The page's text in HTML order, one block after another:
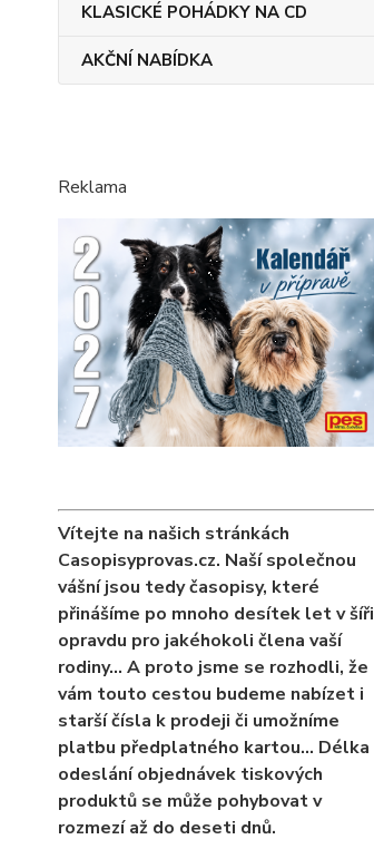
KLASICKÉ POHÁDKY NA CD
AKČNÍ NABÍDKA
Reklama
Vítejte na našich stránkách
Casopisyprovas.cz. Naší společnou
vášní jsou tedy časopisy, které
přinášíme po mnoho desítek let v šíři
opravdu pro jakéhokoli člena vaší
rodiny… A proto jsme se rozhodli, že
vám touto cestou budeme nabízet i
starší čísla k prodeji či umožníme
platbu předplatného kartou... Délka
odeslání objednávek tiskových
produktů se může pohybovat v
rozmezí až do deseti dnů.